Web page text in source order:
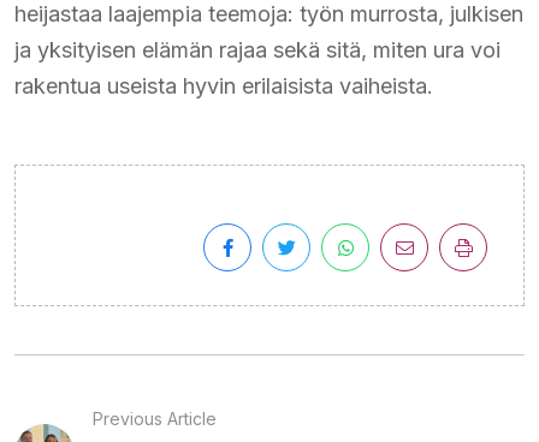
heijastaa laajempia teemoja: työn murrosta, julkisen
ja yksityisen elämän rajaa sekä sitä, miten ura voi
rakentua useista hyvin erilaisista vaiheista.
Previous Article